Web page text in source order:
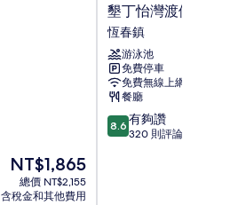
現
在
價
NT$1,865
總價 NT$2,155
含稅金和其他費用
墾
丁
怡
灣
渡
假
酒
店
恆
墾丁怡灣渡假酒店
恆春鎮
游泳池
免費停車
免費無線上網
餐廳
8.6
分，
8.6 有夠讚
320 則評論